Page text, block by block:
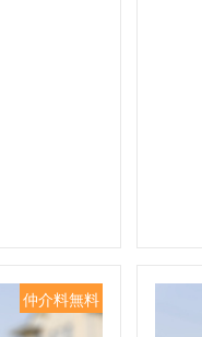
仲介料無料